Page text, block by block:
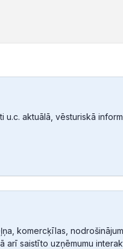
aktuālā, vēsturiskā
komercķīlas,
arī saistīto uzņēmumu